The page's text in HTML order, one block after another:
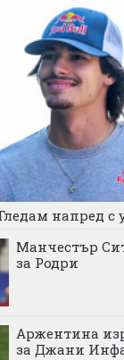
напред с
Манчестър
за Родри
Аржентина
за Джани